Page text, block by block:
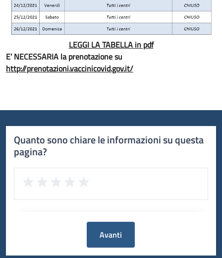
LEGGI LA TABELLA in pdf
E’ NECESSARIA la prenotazione su
http://prenotazioni.vaccinicovid.gov.it/
Quanto sono chiare le informazioni su questa
pagina?
Avanti